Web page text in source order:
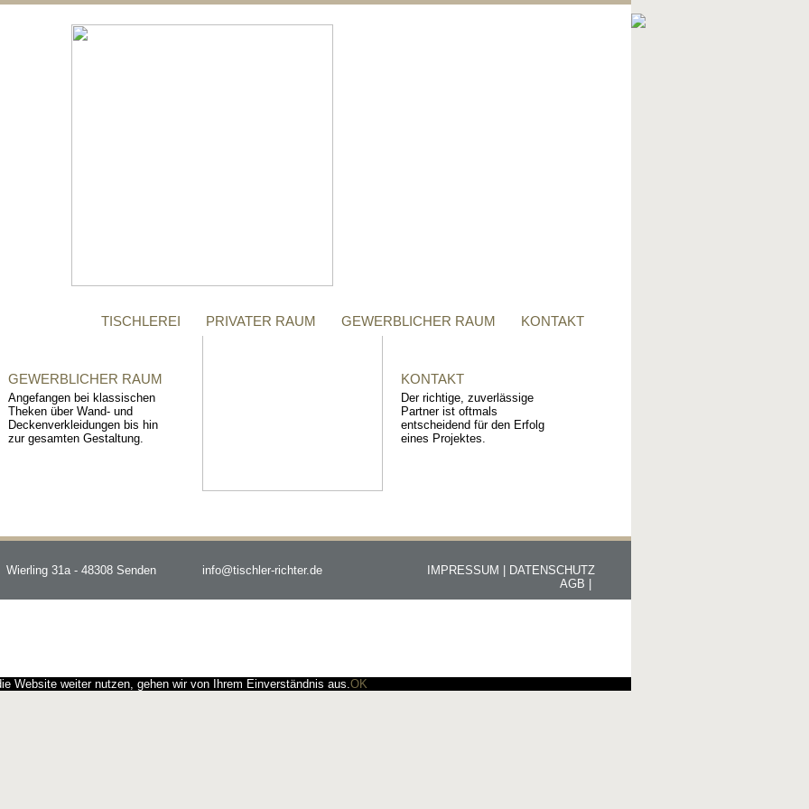
TISCHLEREI PRIVATER RAUM GEWERBLICHER RAUM KONTAKT
GEWERBLICHER RAUM
Angefangen bei klassischen
Theken über Wand- und
Deckenverkleidungen bis hin
zur gesamten Gestaltung.
KONTAKT
Der richtige, zuverlässige
Partner ist oftmals
entscheidend für den Erfolg
eines Projektes.
Wierling 31a - 48308 Senden info@tischler-richter.de DATENSCHUTZ
IMPRESSUM |
AGB |
Website weiter nutzen, gehen wir von Ihrem Einverständnis aus.OK